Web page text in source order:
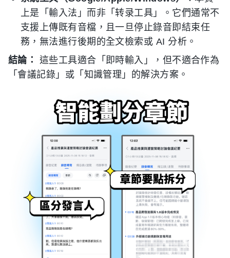
上是「輸入法」而非「转录工具」。它們通常不
支援上傳既有音檔，且一旦停止錄音即結束任
務，無法進行後期的全文檢索或 AI 分析。
結論：
這些工具適合「即時輸入」，但不適合作為
「會議記錄」或「知識管理」的解決方案。